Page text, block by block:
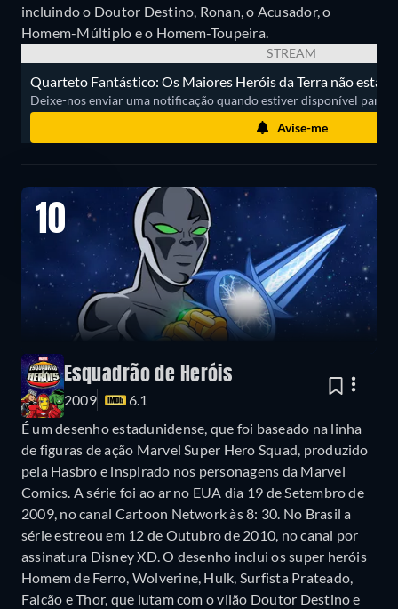
incluindo o Doutor Destino, Ronan, o Acusador, o
Homem-Múltiplo e o Homem-Toupeira.
STREAM
Quarteto Fantástico: Os Maiores Heróis da Terra não está
Deixe-nos enviar uma notificação quando estiver disponível para
Avise-me
10
Esquadrão de Heróis
2009
6.1
É um desenho estadunidense, que foi baseado na linha
de figuras de ação Marvel Super Hero Squad, produzido
pela Hasbro e inspirado nos personagens da Marvel
Comics. A série foi ao ar no EUA dia 19 de Setembro de
2009, no canal Cartoon Network às 8: 30. No Brasil a
série estreou em 12 de Outubro de 2010, no canal por
assinatura Disney XD. O desenho inclui os super heróis
Homem de Ferro, Wolverine, Hulk, Surfista Prateado,
Falcão e Thor, que lutam com o vilão Doutor Destino e